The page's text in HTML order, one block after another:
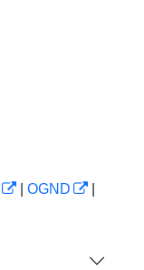
OGND